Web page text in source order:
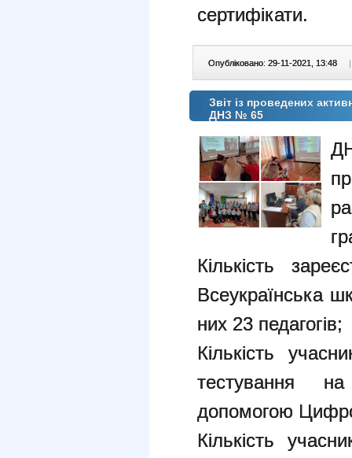
сертифікати.
Опубліковано: 29-11-2021, 13:48 |
Звіт із проведених
ДНЗ № 65
Кількість
Всеукраїнська
них 23 педагогів;
Кількість
тестування
допомогою
Кількість